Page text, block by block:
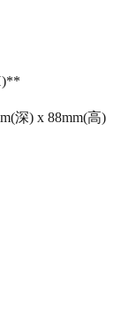
深) x 88mm(高)